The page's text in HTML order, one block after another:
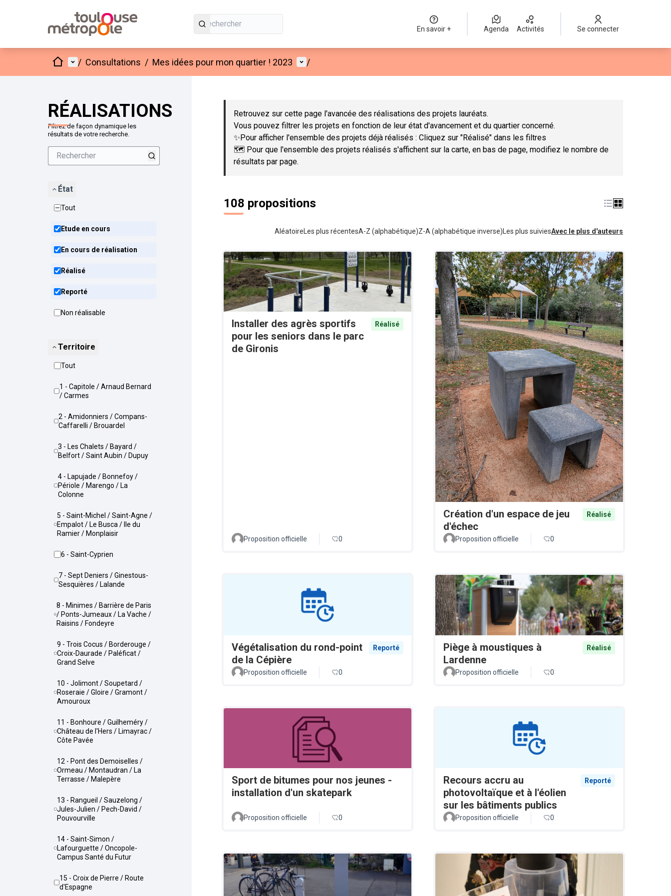
En savoir + Agenda Activités Se connecter
AccueilMenu principal
/ Consultations / Mes idées pour mon quartier ! 2023 Menu utilisateur
/
RÉALISATIONS
Filtrez de façon dynamique les
résultats de votre recherche.
État
Tout
Etude en cours
En cours de réalisation
Réalisé
Reporté
Non réalisable
Territoire
Tout
1 - Capitole / Arnaud Bernard
/ Carmes
2 - Amidonniers / Compans-
Caffarelli / Brouardel
3 - Les Chalets / Bayard /
Belfort / Saint Aubin / Dupuy
4 - Lapujade / Bonnefoy /
Périole / Marengo / La
Colonne
5 - Saint-Michel / Saint-Agne /
Empalot / Le Busca / Ile du
Ramier / Monplaisir
6 - Saint-Cyprien
7 - Sept Deniers / Ginestous-
Sesquières / Lalande
8 - Minimes / Barrière de Paris
/ Ponts-Jumeaux / La Vache /
Raisins / Fondeyre
9 - Trois Cocus / Borderouge /
Croix-Daurade / Paléficat /
Grand Selve
10 - Jolimont / Soupetard /
Roseraie / Gloire / Gramont /
Amouroux
11 - Bonhoure / Guilheméry /
Château de l'Hers / Limayrac /
Côte Pavée
12 - Pont des Demoiselles /
Ormeau / Montaudran / La
Terrasse / Malepère
13 - Rangueil / Sauzelong /
Jules-Julien / Pech-David /
Pouvourville
14 - Saint-Simon /
Lafourguette / Oncopole-
Campus Santé du Futur
15 - Croix de Pierre / Route
d'Espagne
Passer la carte
Retrouvez sur cette page l'avancée des réalisations des projets lauréats.
Vous pouvez filtrer les projets en fonction de leur état d'avancement et du quartier concerné.
✨Pour afficher l'ensemble des projets déjà réalisés : Cliquez sur "Réalisé" dans les filtres
🗺️ Pour que l'ensemble des projets réalisés s'affichent sur la carte, en bas de page, modifiez le nombre de
résultats par page.
108 propositions
Aléatoire Les plus récentesA-Z (alphabétique)Z-A (alphabétique inverse) Les plus suiviesAvec le plus d'auteurs
Installer des agrès sportifs
pour les seniors dans le parc
de Gironis
Réalisé
Proposition officielle 0
Création d'un espace de jeu
d'échec
Réalisé
Proposition officielle 0
Végétalisation du rond-point
de la Cépière
Reporté
Proposition officielle 0
Piège à moustiques à
Lardenne
Réalisé
Proposition officielle 0
Sport de bitumes pour nos jeunes -
installation d'un skatepark
Proposition officielle 0
Recours accru au
photovoltaïque et à l'éolien
sur les bâtiments publics
Reporté
Proposition officielle 0